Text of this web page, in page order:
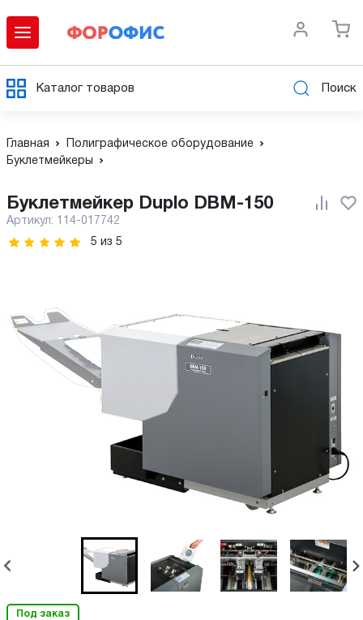
Каталог товаров Поиск
Главная
Полиграфическое оборудование
Буклетмейкеры
Буклетмейкер Duplo DBM-150
Артикул: 114-017742
5 из 5
Под заказ